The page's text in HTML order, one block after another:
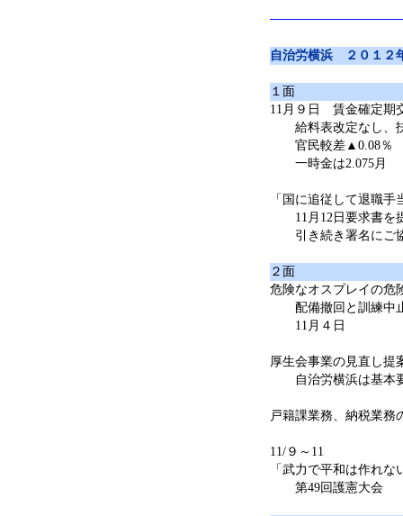
自治労横浜 ２０１２
１面
11月９日 賃金確定期
給料表改定なし、
官民較差▲0.08％
一時金は2.075
「国に追従して退職
11月12日要求書を
引き続き署名にご
２面
危険なオスプレイの危
配備撤回と訓練中
11月４日
厚生会事業の見直し提
自治労横浜は基本
戸籍課業務、納税業務
11/９～11
「武力で平和は作れな
第49回護憲大会